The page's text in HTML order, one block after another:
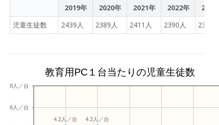
果が報告されます。
2019年 2020年 2021年 2022年
2023
児童生徒数
2439人 2389人 2411人 2390人 2379
教育用PC１台当たりの児童生徒数
6人／台
8人／台
4.2人／台
4.2人／台